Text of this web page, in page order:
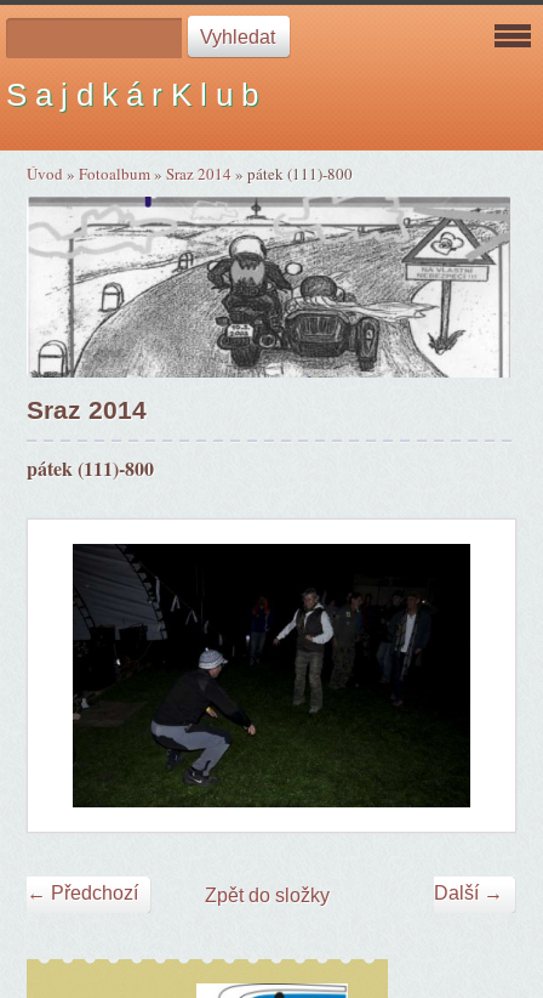
S a j d k á r K l u b
Úvod »Fotoalbum»Sraz 2014»pátek (111)-800
Sraz 2014
pátek (111)-800
← Předchozí Další →
Zpět do složky